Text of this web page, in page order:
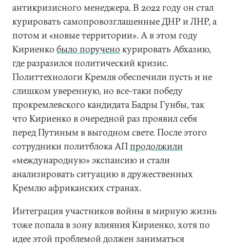
антикризисного менеджера. В 2022 году он стал
курировать самопровозглашенные ДНР и ЛНР, а
потом и «новые территории». А в этом году
Кириенко было поручено курировать Абхазию,
где разразился политический кризис.
Политтехнологи Кремля обеспечили пусть и не
слишком уверенную, но все-таки победу
прокремлевского кандидата Бадры Гунбы, так
что Кириенко в очередной раз проявил себя
перед Путиным в выгодном свете. После этого
сотрудники политблока АПпродолжили
«международную» экспансию и стали
анализировать ситуацию в дружественных
Кремлю африканских странах.
Интеграция участников войны в мирную жизнь
тоже попала в зону влияния Кириенко, хотя по
идее этой проблемой должен заниматься